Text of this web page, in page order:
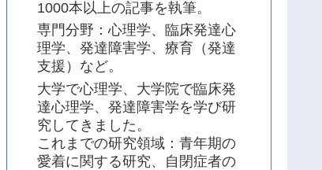
1000本以上の記事を執筆。
専門分野：心理学、臨床発達心
理学、発達障害学、療育（発達
支援）など。
大学で心理学、大学院で臨床発
達心理学、発達障害学を学び研
究してきました。
これまでの研究領域：青年期の
愛着に関する研究、自閉症者の